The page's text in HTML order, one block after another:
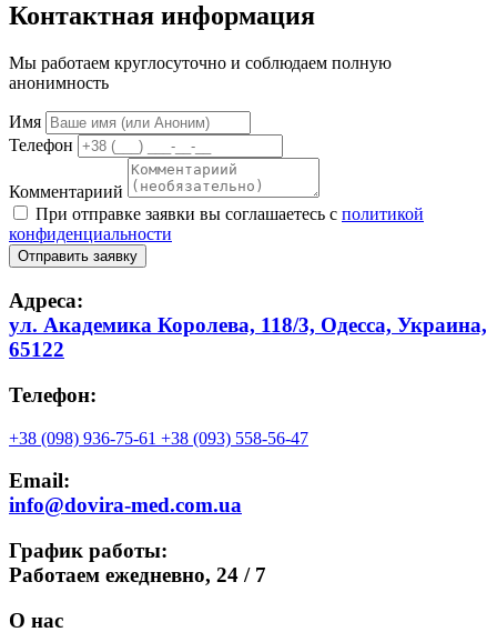
Контактная информация
Мы работаем круглосуточно и соблюдаем полную
анонимность
Имя
Телефон
Комментариий
При отправке заявки вы соглашаетесь с политикой
конфиденциальности
Отправить заявку
Адреса:
ул. Академика Королева, 118/3, Одесса, Украина,
65122
Телефон:
+38 (098) 936-75-61 +38 (093) 558-56-47
Email:
info@dovira-med.com.ua
График работы:
Работаем ежедневно, 24 / 7
О нас